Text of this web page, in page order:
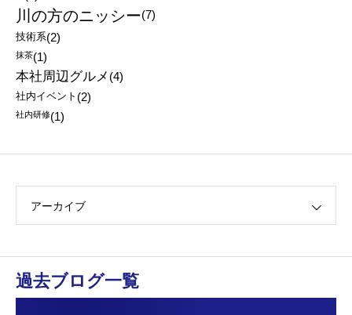
川の方のニッシー(7)
技術系(2)
抹茶(1)
本社周辺グルメ (4)
社内イベント (2)
社内研修(1)
アーカイブ
過去ブログ一覧